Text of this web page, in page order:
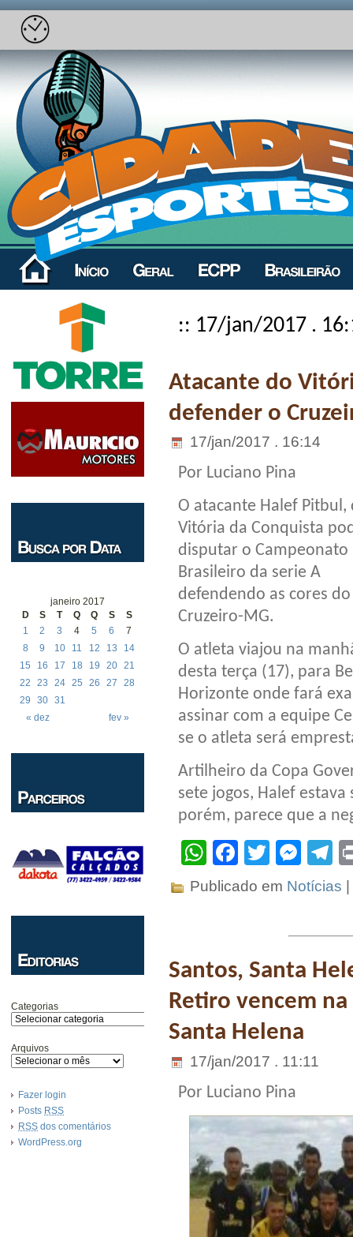
janeiro 2017
D
S T Q Q S S
« dez fev »
1 2 3 4 5 6
7
8
9 10 11 12 13
14
15
16 17 18 19 20 21
22
23 24 25 26 27
28
29
30 31
Categorias
Arquivos
Fazer login
Posts RSS
RSS dos comentários
WordPress.org
:: 17/jan/2017 .
Atacante do
defender o
17/jan/2017 . 16:14
Por Luciano Pina
O atacante Halef Pitbul,
Vitória da Conquista
disputar o Campeonato
Brasileiro da serie A
defendendo as cores do
Cruzeiro-MG.
O atleta viajou na
desta terça (17), para
Horizonte onde fará
assinar com a equipe
se o atleta será
Artilheiro da Copa
sete jogos, Halef
porém, parece que a
WhatsApp
Facebook
Twitter
Publicado em Notícias
Santos, Santa
Retiro vencem
Santa Helena
17/jan/2017 . 11:11
Por Luciano Pina